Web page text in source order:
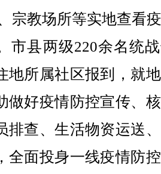
宗教场所等实地查看
市县两级220余名统
地所属社区报到，就
做好疫情防控宣传、
排查、生活物资运送
全面投身一线疫情防